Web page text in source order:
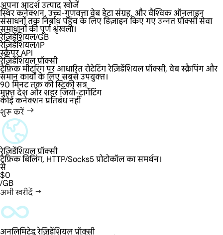
अपना आदर्श उत्पाद खोजें
स्थिर कनेक्शन, उच्च-गुणवत्ता वेब डेटा संग्रह, और वैश्विक ऑनलाइन
संसाधनों तक निर्बाध पहुंच के लिए डिज़ाइन किए गए उन्नत प्रॉक्सी सेवा
समाधानों की पूर्ण श्रृंखला।
रेज़िडेंशियल/GB
रेज़िडेंशियल/IP
स्क्रैपर API
रेज़िडेंशियल प्रॉक्सी
ट्रैफ़िक मीटरिंग पर आधारित रोटेटिंग रेज़िडेंशियल प्रॉक्सी, वेब स्क्रैपिंग और
समान कार्यों के लिए सबसे उपयुक्त।
90 मिनट तक की स्टिकी सत्र
मुफ़्त देश और शहर जियो-टार्गेटिंग
कोई कनेक्शन प्रतिबंध नहीं
शुरू करें
रेज़िडेंशियल प्रॉक्सी
ट्रैफ़िक बिलिंग, HTTP/Socks5 प्रोटोकॉल का समर्थन।
से
$0
/GB
अभी खरीदें
अनलिमिटेड रेज़िडेंशियल प्रॉक्सी